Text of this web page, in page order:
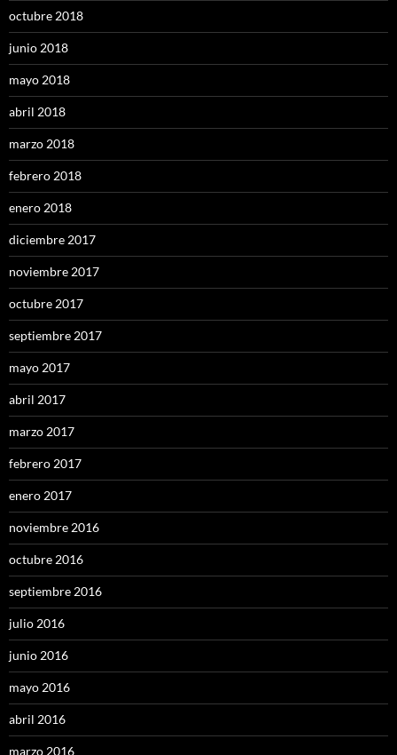
octubre 2018
junio 2018
mayo 2018
abril 2018
marzo 2018
febrero 2018
enero 2018
diciembre 2017
noviembre 2017
octubre 2017
septiembre 2017
mayo 2017
abril 2017
marzo 2017
febrero 2017
enero 2017
noviembre 2016
octubre 2016
septiembre 2016
julio 2016
junio 2016
mayo 2016
abril 2016
marzo 2016